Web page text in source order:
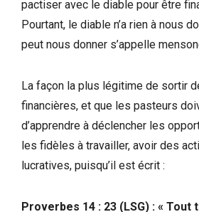
pactiser avec le diable pour être
Pourtant, le diable n’a rien à nous
peut nous donner s’appelle
La façon la plus légitime de sortir
financières, et que les pasteurs
d’apprendre à déclencher les
les fidèles à travailler, avoir des
lucratives, puisqu’il est écrit :
Proverbes 14 : 23 (LSG) : « Tout